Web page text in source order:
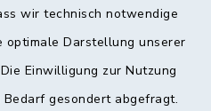
wir technisch notwendige
optimale Darstellung unserer
Einwilligung zur Nutzung
gesondert abgefragt.